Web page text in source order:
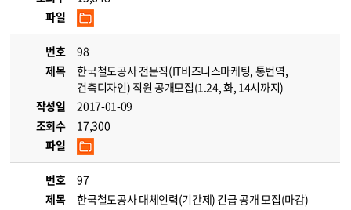
파일
번호
98
제목
한국철도공사 전문직(IT비즈니스마케팅, 통번역,
건축디자인) 직원 공개모집(1.24, 화, 14시까지)
작성일
2017-01-09
조회수
17,300
파일
번호
97
제목
한국철도공사 대체인력(기간제) 긴급 공개 모집(마감)